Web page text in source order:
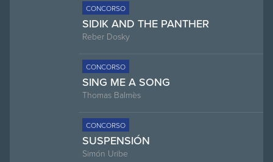
CONCORSO
SIDIK AND THE PANTHER
Reber Dosky
CONCORSO
SING ME A SONG
Thomas Balmès
CONCORSO
SUSPENSIÓN
Simón Uribe